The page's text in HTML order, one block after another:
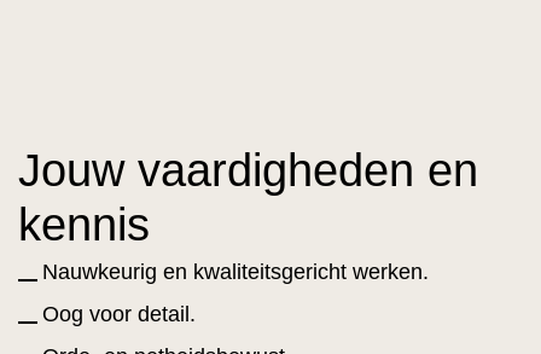
Jouw vaardigheden en
kennis
Nauwkeurig en kwaliteitsgericht werken.
Oog voor detail.